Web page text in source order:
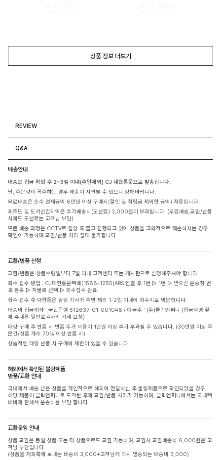
상품 정보 더보기
REVIEW
Q&A
배송안내
배송은 입금 확인 후 2~3일 이내(주말제외) CJ 대한통운으로 발송됩니다.
단, 주문량이 폭주하는 경우 배송이 지연될 수 있으니 양해바랍니다.
무료배송은 순수 결제금액 6만원 이상 구매시(할인 및 적립금 제외한 금액) 적용됩니다.
제주도 및 도서산간지역은 추가배송비(도선료) 3,000원이 부과됩니다. (무료배송,교환/반품
시에도 도선료는 고객님 부담)
모든 배송 과정은 CCTV로 촬영 후 출고 진행되고 있어 상품을 고의적으로 훼손하시는 경우
확인이 가능하며 교환/반품 처리 절대 불가합니다.
교환/반품 신청
교환/반품은 상품수령일부터 7일 이내 고객센터 또는 게시판으로 신청해주셔야 합니다.
회수 접수 방법 : CJ대한통운택배(1588-1255)ARS 연결 후 1번 ▷ 1번 ▷ 받으신 운송장 번
호 등록 ▷ 착불로 선택 ▷ 회수접수 완료
회수 접수 후 대한통운 담당 기사가 주말 제외 1-2일 이내에 회수지로 방문합니다.
배송비 입금계좌 : 국민은행 512637-01-001048 / 예금주 : (주)클릭앤퍼니 (입금자명 옆
에 휴대폰 뒷번호 4자리 기재 요청)
대량 구매 후 반품 시 반품 수거 비용이 1만원 이상 추가 부과될 수 있습니다. (30만원 이상 주
문건/상품 개수 70% 이상 반품 시)
상습적인 대량 반품 시 구매에 제한이 있을 수 있습니다.
해외에서 확인된 불량제품
반품/교환 안내
국내에서 배송 받은 상품을 개인적으로 해외에 전달하신 후 불량제품으로 확인되었을 경우,
해당 제품이 클릭앤퍼니로 도착된 후에 교환/반품 처리가 가능하며, 클릭앤퍼니에서는 국내택
배비에 한해서 운송비를 부담 합니다
교환운임 안내
상품 교환은 동일 상품 또는 타 상품으로도 교환 가능하며, 교환시 교환배송비 6,000원은 고
객님 부담입니다.
(상품을 저희쪽에 보내는 배송비 3,000+고객님께 다시 발송되는 배송비 3,000)